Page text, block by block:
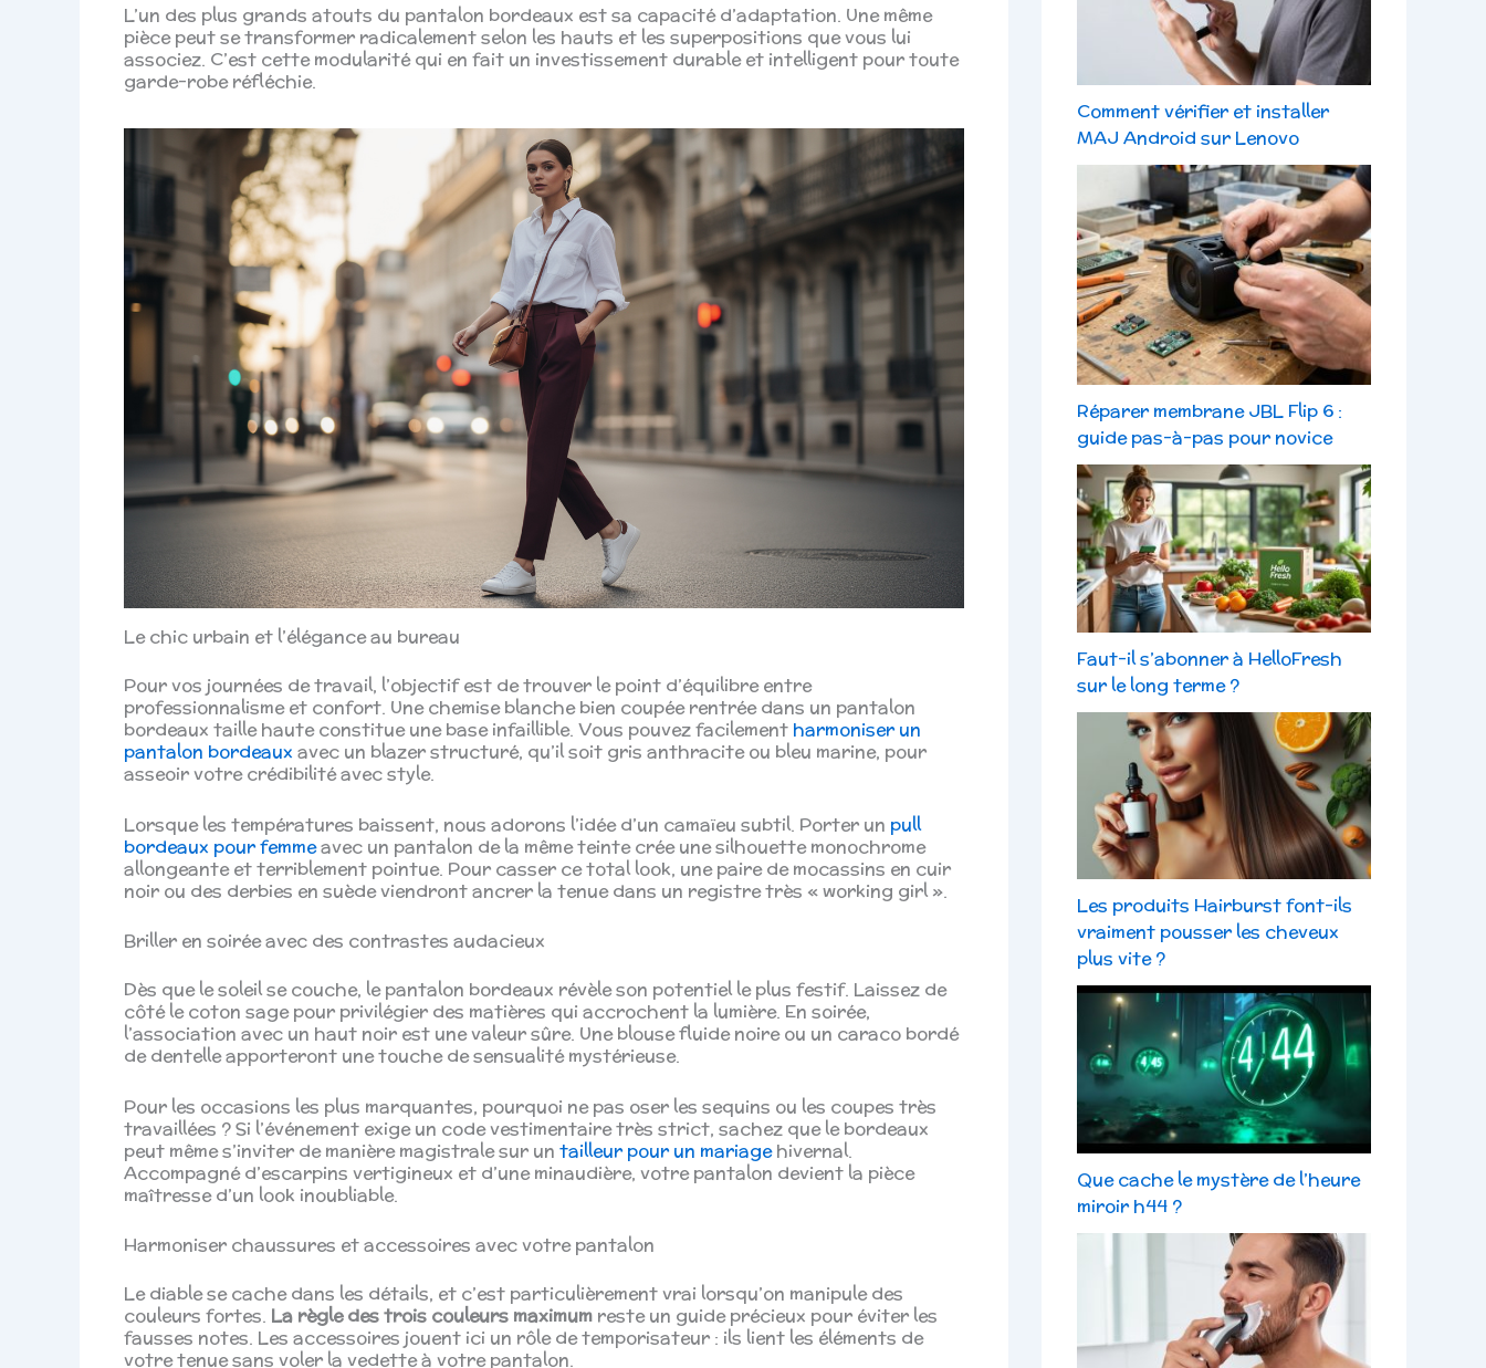
L’un des plus grands atouts du pantalon bordeaux est sa capacité d’adaptation. Une même
pièce peut se transformer radicalement selon les hauts et les superpositions que vous lui
associez. C’est cette modularité qui en fait un investissement durable et intelligent pour toute
garde-robe réfléchie.
Le chic urbain et l’élégance au bureau
Pour vos journées de travail, l’objectif est de trouver le point d’équilibre entre
professionnalisme et confort. Une chemise blanche bien coupée rentrée dans un pantalon
bordeaux taille haute constitue une base infaillible. Vous pouvez facilement harmoniser un
pantalon bordeaux avec un blazer structuré, qu’il soit gris anthracite ou bleu marine, pour
asseoir votre crédibilité avec style.
Lorsque les températures baissent, nous adorons l’idée d’un camaïeu subtil. Porter un pull
bordeaux pour femmeavec un pantalon de la même teinte crée une silhouette monochrome
allongeante et terriblement pointue. Pour casser ce total look, une paire de mocassins en cuir
noir ou des derbies en suède viendront ancrer la tenue dans un registre très « working girl ».
Briller en soirée avec des contrastes audacieux
Dès que le soleil se couche, le pantalon bordeaux révèle son potentiel le plus festif. Laissez de
côté le coton sage pour privilégier des matières qui accrochent la lumière. En soirée,
l’association avec un haut noir est une valeur sûre. Une blouse fluide noire ou un caraco bordé
de dentelle apporteront une touche de sensualité mystérieuse.
Pour les occasions les plus marquantes, pourquoi ne pas oser les sequins ou les coupes très
travaillées ? Si l’événement exige un code vestimentaire très strict, sachez que le bordeaux
peut même s’inviter de manière magistrale sur un tailleur pour un mariagehivernal.
Accompagné d’escarpins vertigineux et d’une minaudière, votre pantalon devient la pièce
maîtresse d’un look inoubliable.
Harmoniser chaussures et accessoires avec votre pantalon
Le diable se cache dans les détails, et c’est particulièrement vrai lorsqu’on manipule des
couleurs fortes. La règle des trois couleurs maximum reste un guide précieux pour éviter les
fausses notes. Les accessoires jouent ici un rôle de temporisateur : ils lient les éléments de
votre tenue sans voler la vedette à votre pantalon.
Comment vérifier et installer
MAJ Android sur Lenovo
Réparer membrane JBL Flip 6 :
guide pas-à-pas pour novice
Faut-il s’abonner à HelloFresh
sur le long terme ?
Les produits Hairburst font-ils
vraiment pousser les cheveux
plus vite ?
Que cache le mystère de l’heure
miroir h44 ?